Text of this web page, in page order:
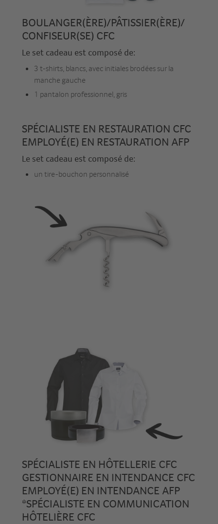
BOULANGER(ÈRE)/PÂTISSIER(ÈRE)/
CONFISEUR(SE) CFC
Le set cadeau est composé de:
3 t-shirts, blancs, avec initiales brodées sur la
manche gauche
1 pantalon professionnel, gris
SPÉCIALISTE EN RESTAURATION CFC
EMPLOYÉ(E) EN RESTAURATION AFP
Le set cadeau est composé de:
un tire-bouchon personnalisé
SPÉCIALISTE EN HÔTELLERIE CFC
GESTIONNAIRE EN INTENDANCE CFC
EMPLOYÉ(E) EN INTENDANCE AFP
*SPÉCIALISTE EN COMMUNICATION
HÔTELIÈRE CFC